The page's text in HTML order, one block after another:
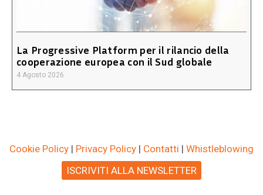
La Progressive Platform per il rilancio della
cooperazione europea con il Sud globale
4 Agosto 2026
Cookie Policy | Privacy Policy | Contatti | Whistleblowing
ISCRIVITI ALLA NEWSLETTER